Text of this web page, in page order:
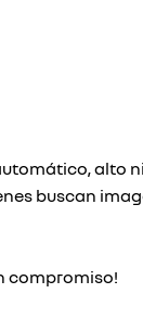
alto
buscan
compromiso!